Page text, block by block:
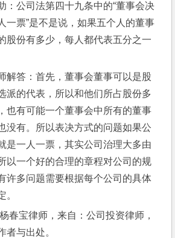
：公司法第四十九条中的“董事会决
一票”是不是说，如果五个人的董事
股份有多少，每人都代表五分之一
解答：首先，董事会董事可以是股
派的代表，所以和他们所占股份多
也有可能一个董事会中所有的董事
没有。所以表决方式的问题如果公
是一人一票，其实公司治理大多由
以一个好的合理的章程对公司的规
许多问题需要根据每个公司的具体
。
春宝律师，来自：公司投资律师，
者与出处。